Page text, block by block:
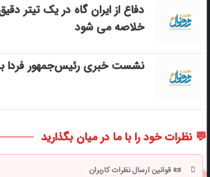
دفاع از ایران گاه در یک تیتر
خلاصه می شود
نشست خبری رئیس‌جمهور فردا
💬 نظرات خود را با ما در میان بگذارید
📜 قوانین ارسال نظرات کاربران